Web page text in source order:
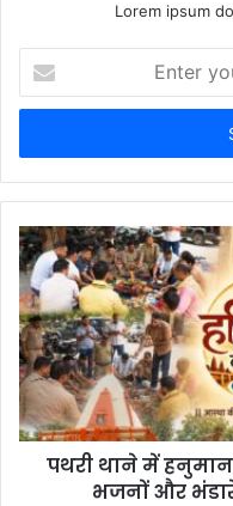
Lorem ipsum
your
Email
पथरी थाने में हनुमान
भजनों और